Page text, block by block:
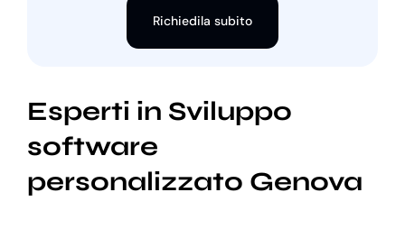
Richiedila subito
Esperti in Sviluppo
software
personalizzato Genova